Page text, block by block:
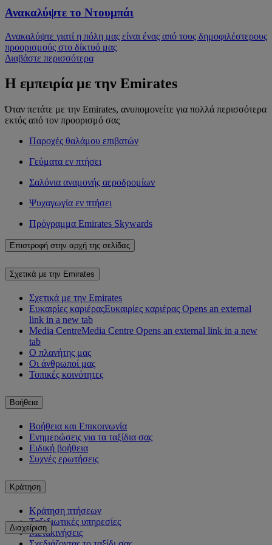
Ανακαλύψτε το Ντουμπάι
Ανακαλύψτε γιατί η πόλη μας είναι ένας από τους δημοφιλέστερους
προορισμούς στο δίκτυό μας
Διαβάστε περισσότερα
Η εμπειρία με την Emirates
Όταν πετάτε με την Emirates, ανυπομονείτε για πολλά περισσότερα
εκτός από τον προορισμό σας
Παροχές θαλάμου επιβατών
Γεύματα εν πτήσει
Σαλόνια αναμονής αεροδρομίων
Ψυχαγωγία εν πτήσει
Πρόγραμμα Emirates Skywards
Επιστροφή στην αρχή της σελίδας
Σχετικά με την Emirates
Σχετικά με την Emirates
Ευκαιρίες καριέραςΕυκαιρίες καριέρας Opens an external
link in a new tab
Media CentreMedia Centre Opens an external link in a new
tab
Ο πλανήτης μας
Οι άνθρωποί μας
Τοπικές κοινότητες
Βοήθεια
Βοήθεια και Επικοινωνία
Ενημερώσεις για τα ταξίδια σας
Ειδική βοήθεια
Συχνές ερωτήσεις
Κράτηση
Κράτηση πτήσεων
Ταξιδιωτικές υπηρεσίες
Μετακινήσεις
Διαχείριση